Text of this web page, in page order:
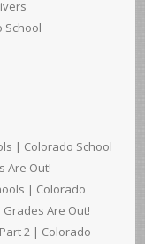
School
| Colorado School
Are Out!
| Colorado
Grades Are Out!
2 | Colorado